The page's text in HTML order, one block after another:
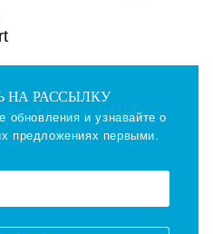
НА РАССЫЛКУ
обновления и узнавайте о
предложениях первыми.